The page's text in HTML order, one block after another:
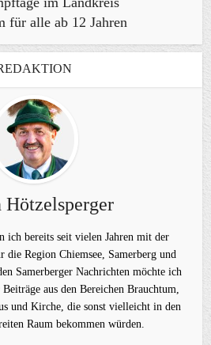
für alle ab 12 Jahren
Hötzelsperger
ich bereits seit vielen Jahren mit der
die Region Chiemsee, Samerberg und
Samerberger Nachrichten möchte ich
aus den Bereichen Brauchtum,
und Kirche, die sonst vielleicht in den
Raum bekommen würden.